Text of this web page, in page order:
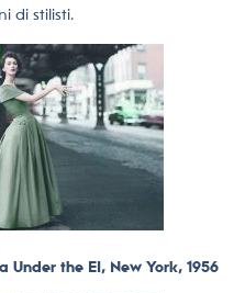
di stilisti.
Under the EI, New York, 1956